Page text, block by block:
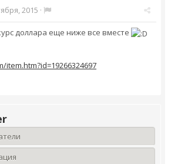
2015 ·
доллара еще ниже все вместе